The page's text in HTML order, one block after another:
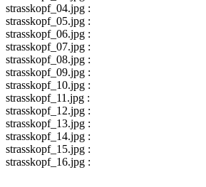
strasskopf_04.jpg :
strasskopf_05.jpg :
strasskopf_06.jpg :
strasskopf_07.jpg :
strasskopf_08.jpg :
strasskopf_09.jpg :
strasskopf_10.jpg :
strasskopf_11.jpg :
strasskopf_12.jpg :
strasskopf_13.jpg :
strasskopf_14.jpg :
strasskopf_15.jpg :
strasskopf_16.jpg :